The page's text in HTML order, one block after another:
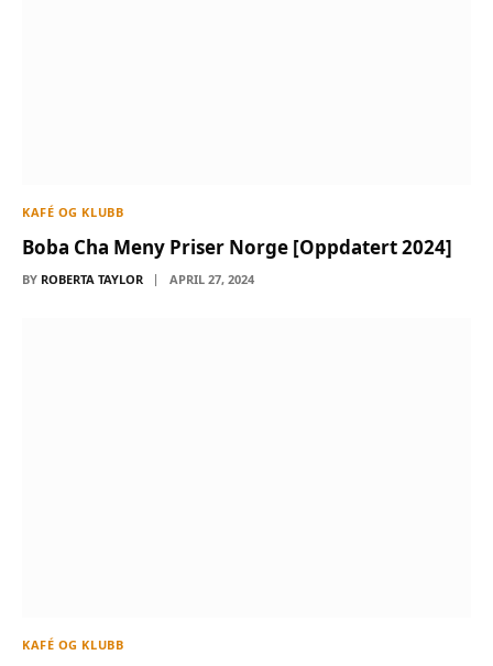
KAFÉ OG KLUBB
Boba Cha Meny Priser Norge [Oppdatert 2024]
BY ROBERTA TAYLOR APRIL 27, 2024
KAFÉ OG KLUBB